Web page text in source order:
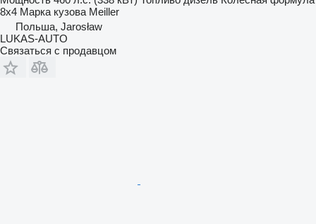
8x4 Марка кузова Meiller
Польша, Jarosław
LUKAS-AUTO
Связаться с продавцом